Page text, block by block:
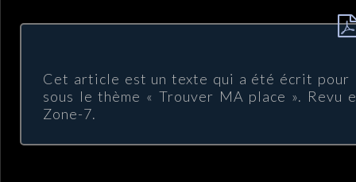
Cet article est un texte qui a été écrit
sous le thème « Trouver MA place ». Revu
Zone-7.